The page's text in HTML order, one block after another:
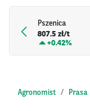
Pszenica
807.5 zł/t
+0.42%
Agronomist Prasa